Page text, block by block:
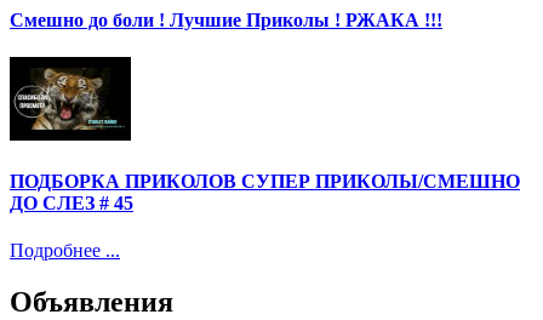
Смешно до боли ! Лучшие Приколы ! РЖАКА !!!
ПОДБОРКА ПРИКОЛОВ СУПЕР ПРИКОЛЫ/СМЕШНО
ДО СЛЕЗ # 45
Подробнее ...
Объявления